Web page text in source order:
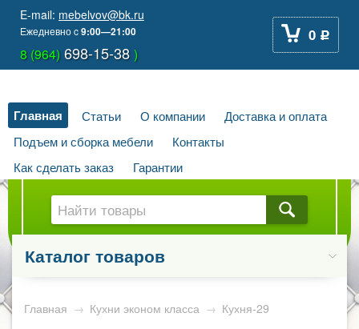
E-mail: mebelvov@bk.ru
Ежедневноc9:00—21:00
8 (964) 698-15-38)
0 Р
Главная Статьи О компании
Доставка и оплата
Подъем и сборка мебели
Контакты
Как сделать заказ
Гарантии
Каталог товаров
Главная → Кухни эконом класса → Кухня-29